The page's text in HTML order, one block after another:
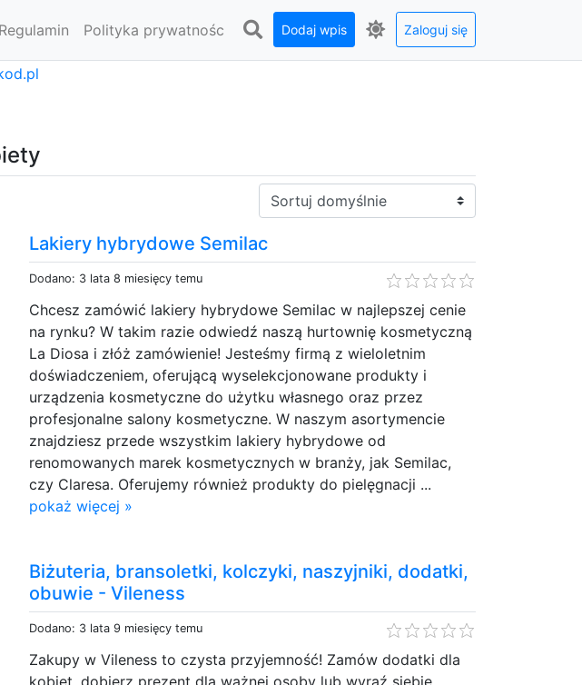
Regulamin Polityka prywatnośc Dodaj wpis Zaloguj się
Sortuj:
Lakiery hybrydowe Semilac
Dodano: 3 lata 8 miesięcy temu
Chcesz zamówić lakiery hybrydowe Semilac w najlepszej cenie
na rynku? W takim razie odwiedź naszą hurtownię kosmetyczną
La Diosa i złóż zamówienie! Jesteśmy firmą z wieloletnim
doświadczeniem, oferującą wyselekcjonowane produkty i
urządzenia kosmetyczne do użytku własnego oraz przez
profesjonalne salony kosmetyczne. W naszym asortymencie
znajdziesz przede wszystkim lakiery hybrydowe od
renomowanych marek kosmetycznych w branży, jak Semilac,
czy Claresa. Oferujemy również produkty do pielęgnacji ...
pokaż więcej »
Biżuteria, bransoletki, kolczyki, naszyjniki, dodatki,
obuwie - Vileness
Dodano: 3 lata 9 miesięcy temu
Zakupy w Vileness to czysta przyjemność! Zamów dodatki dla
kobiet, dobierz prezent dla ważnej osoby lub wyraź siebie